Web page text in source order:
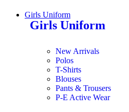
Girls Uniform
Girls Uniform
New Arrivals
Polos
T-Shirts
Blouses
Pants & Trousers
P-E Active Wear